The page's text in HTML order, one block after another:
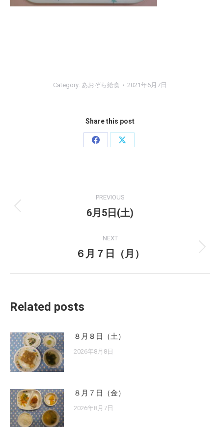
Category: あおぞら給食 2021年6月7日
Share this post
Share
Share
navigation
PREVIOUS
Previous
6月5日(土)
NEXT
Next
６月７日（月）
Related posts
８月８日（土）
2026年8月8日
８月７日（金）
2026年8月7日